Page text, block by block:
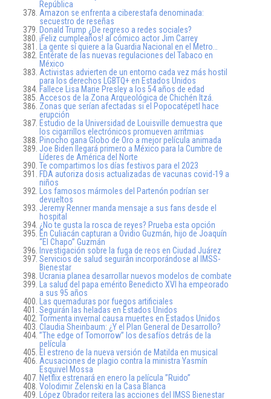
República
Amazon se enfrenta a ciberestafa denominada:
secuestro de reseñas
Donald Trump ¿De regreso a redes sociales?
¡Feliz cumpleaños! al cómico actor Jim Carrey
La gente sí quiere a la Guardia Nacional en el Metro…
Entérate de las nuevas regulaciones del Tabaco en
México
Activistas advierten de un entorno cada vez más hostil
para los derechos LGBTQ+ en Estados Unidos
Fallece Lisa Marie Presley a los 54 años de edad
Accesos de la Zona Arqueológica de Chichén Itzá.
Zonas que serían afectadas si el Popocatépetl hace
erupción
Estudio de la Universidad de Louisville demuestra que
los cigarrillos electrónicos promueven arritmias
Pinocho gana Globo de Oro a mejor película animada
Joe Biden llegará primero a México para la Cumbre de
Líderes de América del Norte
Te compartimos los días festivos para el 2023
FDA autoriza dosis actualizadas de vacunas covid-19 a
niños
Los famosos mármoles del Partenón podrían ser
devueltos
Jeremy Renner manda mensaje a sus fans desde el
hospital
¿No te gusta la rosca de reyes? Prueba esta opción
En Culiacán capturan a Ovidio Guzmán, hijo de Joaquín
“El Chapo” Guzmán
Investigación sobre la fuga de reos en Ciudad Juárez
Servicios de salud seguirán incorporándose al IMSS-
Bienestar
Ucrania planea desarrollar nuevos modelos de combate
La salud del papa emérito Benedicto XVI ha empeorado
a sus 95 años
Las quemaduras por fuegos artificiales
Seguirán las heladas en Estados Unidos
Tormenta invernal causa muertes en Estados Unidos
Claudia Sheinbaum: ¿Y el Plan General de Desarrollo?
”The edge of Tomorrow” los desafíos detrás de la
película
El estreno de la nueva versión de Matilda en musical
Acusaciones de plagio contra la ministra Yasmín
Esquivel Mossa
Netflix estrenará en enero la película ”Ruido”
Volodimir Zelenski en la Casa Blanca
López Obrador reitera las acciones del IMSS Bienestar